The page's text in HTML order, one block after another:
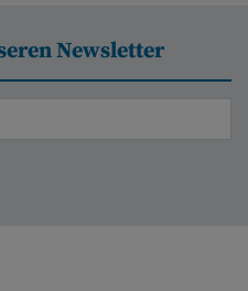
Newsletter